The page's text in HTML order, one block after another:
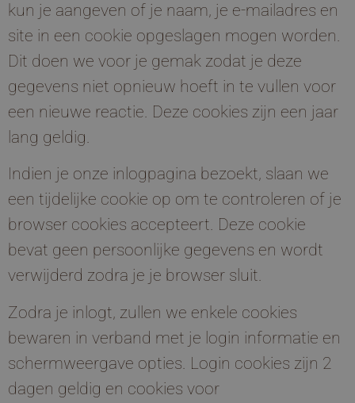
kun je aangeven of je naam, je e-mailadres en
site in een cookie opgeslagen mogen worden.
Dit doen we voor je gemak zodat je deze
gegevens niet opnieuw hoeft in te vullen voor
een nieuwe reactie. Deze cookies zijn een jaar
lang geldig.
Indien je onze inlogpagina bezoekt, slaan we
een tijdelijke cookie op om te controleren of je
browser cookies accepteert. Deze cookie
bevat geen persoonlijke gegevens en wordt
verwijderd zodra je je browser sluit.
Zodra je inlogt, zullen we enkele cookies
bewaren in verband met je login informatie en
schermweergave opties. Login cookies zijn 2
dagen geldig en cookies voor